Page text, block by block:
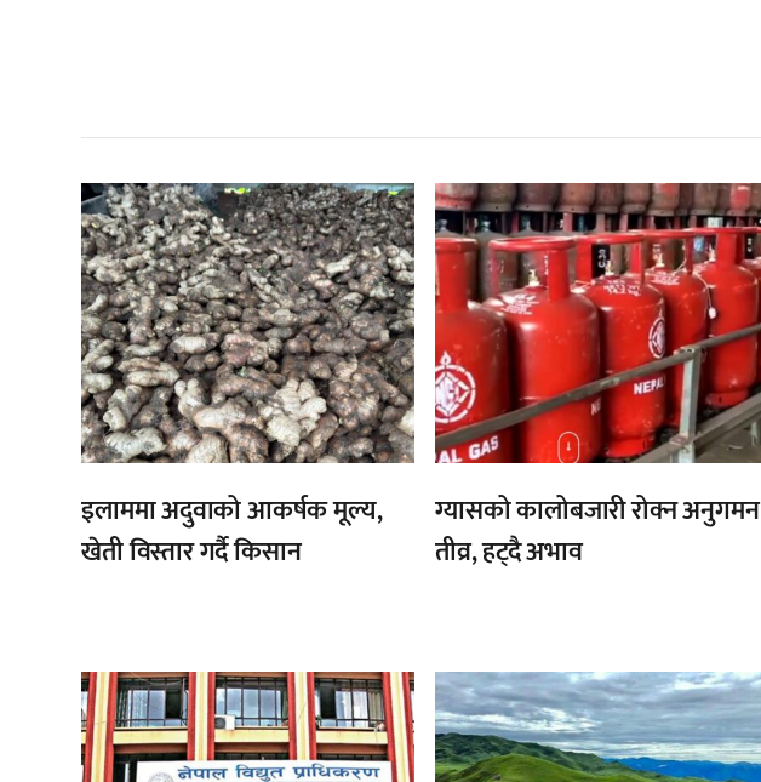
,
इलाममा अदुवाको आकर्षक मूल्य,
खेती विस्तार गर्दै किसान
,
ग्यासको कालोबजारी रोक्न अनुगमन
तीव्र, हट्दै अभाव
, ,